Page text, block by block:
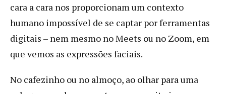
cara a cara nos proporcionam um contexto
humano impossível de se captar por ferramentas
digitais – nem mesmo no Meets ou no Zoom, em
que vemos as expressões faciais.
No cafezinho ou no almoço, ao olhar para uma